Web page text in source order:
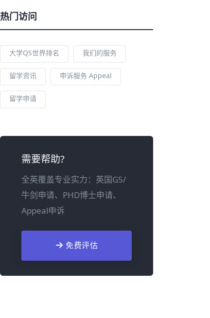
热门访问
大学QS世界排名 我们的服务
留学资讯 申诉服务 Appeal
留学申请
需要帮助?
全英覆盖专业实力：英国G5/
牛剑申请、PHD博士申请、
Appeal申诉
免费评估